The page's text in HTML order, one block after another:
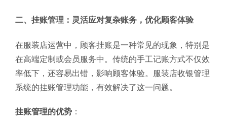
二、挂账管理：灵活应对复杂账务，优化顾客体验
在服装店运营中，顾客挂账是一种常见的现象，特别是
在高端定制或会员服务中。传统的手工记账方式不仅效
率低下，还容易出错，影响顾客体验。服装店收银管理
系统的挂账管理功能，有效解决了这一问题。
挂账管理的优势 ：